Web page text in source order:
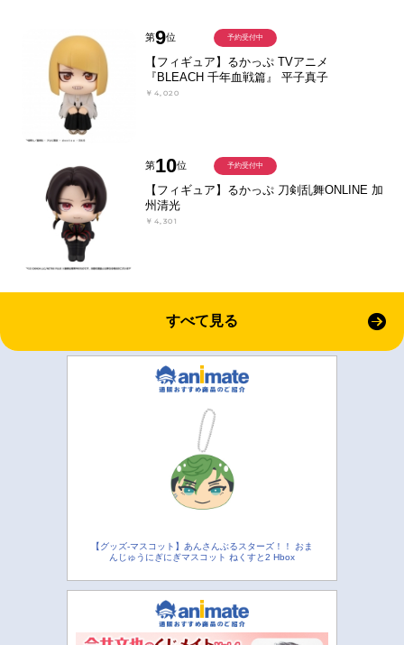
第9位
【フィギュア】るかっぷ TVアニメ
『BLEACH 千年血戦篇』 平子真子
￥4,020
予約受付中
第10位
【フィギュア】るかっぷ 刀剣乱舞ONLINE 加
州清光
￥4,301
予約受付中
すべて見る
【グッズ-マスコット】あんさんぶるスターズ！！ おま
んじゅうにぎにぎマスコット ねくすと2 Hbox